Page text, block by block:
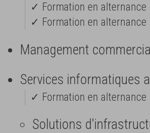
✓ Formation en alternance
✓ Formation en alternance
Management
Services informatiques
✓ Formation en alternance
Solutions